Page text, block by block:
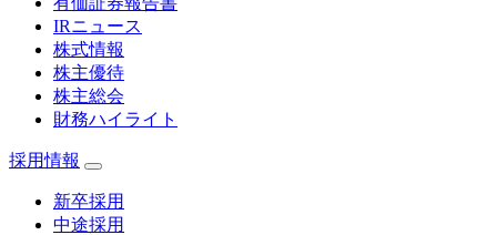
IRニュース
株式情報
株主優待
株主総会
財務ハイライト
採用情報
新卒採用
中途採用